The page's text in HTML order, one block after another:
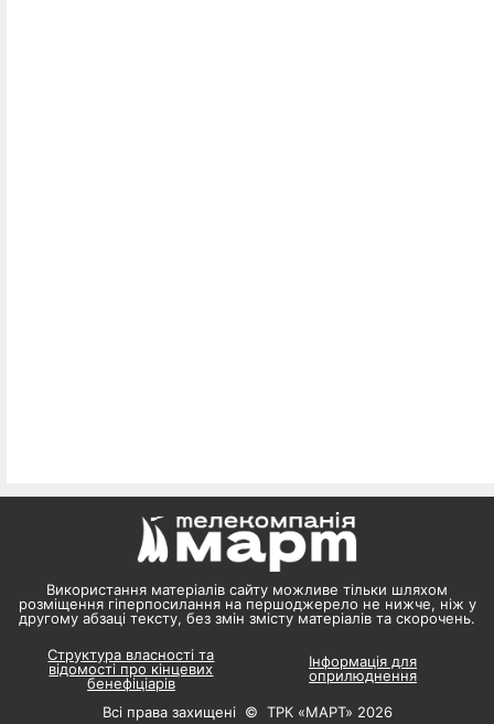
Використання матеріалів сайту можливе тільки шляхом
розміщення гіперпосилання на першоджерело не нижче, ніж у
другому абзаці тексту, без змін змісту матеріалів та скорочень.
Структура власності та
відомості про кінцевих
бенефіціарів
Інформація для
оприлюднення
Всі права захищені © ТРК «МАРТ» 2026